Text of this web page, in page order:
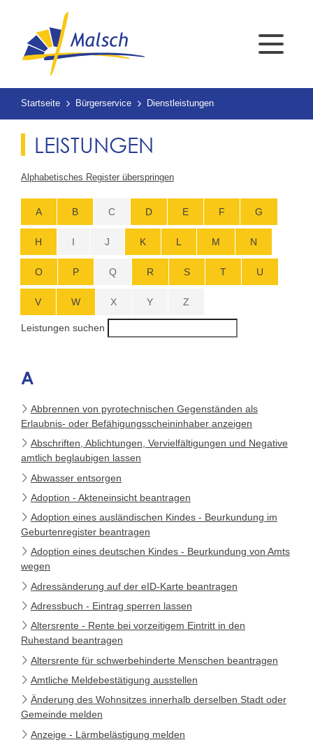
Startseite Bürgerservice Dienstleistungen
LEISTUNGEN
Alphabetisches Register überspringen
A B C D E F G
H I J K L M N
O P Q R S T U
V W X Y Z
Leistungen suchen
A
Abbrennen von pyrotechnischen Gegenständen als
Erlaubnis- oder Befähigungsscheininhaber anzeigen
Abschriften, Ablichtungen, Vervielfältigungen und Negative
amtlich beglaubigen lassen
Abwasser entsorgen
Adoption - Akteneinsicht beantragen
Adoption eines ausländischen Kindes - Beurkundung im
Geburtenregister beantragen
Adoption eines deutschen Kindes - Beurkundung von Amts
wegen
Adressänderung auf der eID-Karte beantragen
Adressbuch - Eintrag sperren lassen
Altersrente - Rente bei vorzeitigem Eintritt in den
Ruhestand beantragen
Altersrente für schwerbehinderte Menschen beantragen
Amtliche Meldebestätigung ausstellen
Änderung des Wohnsitzes innerhalb derselben Stadt oder
Gemeinde melden
Anzeige - Lärmbelästigung melden